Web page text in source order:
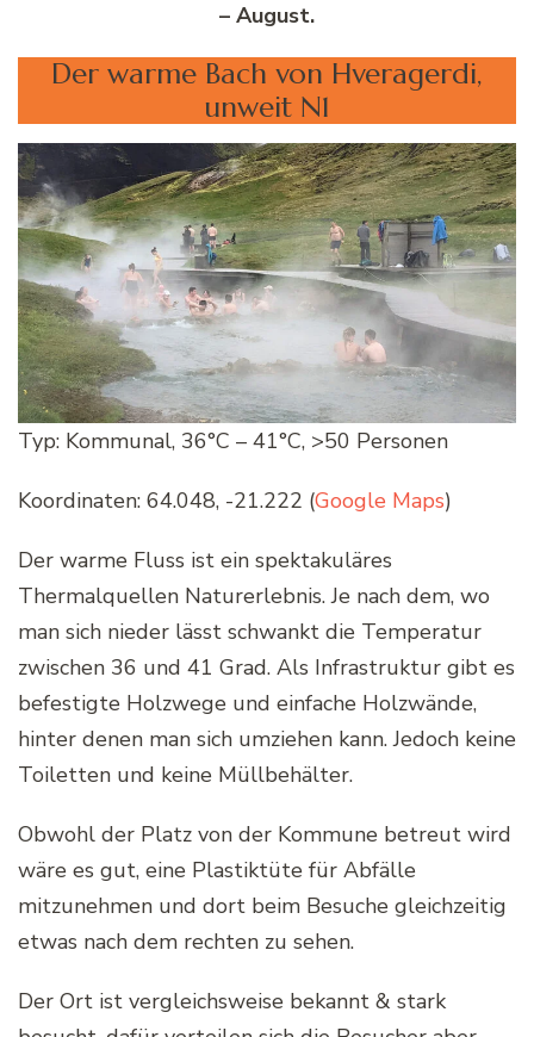
– August.
Der warme Bach von Hveragerdi,
unweit N1
Typ: Kommunal, 36°C – 41°C, >50 Personen
Koordinaten: 64.048, -21.222 (Google Maps)
Der warme Fluss ist ein spektakuläres
Thermalquellen Naturerlebnis. Je nach dem, wo
man sich nieder lässt schwankt die Temperatur
zwischen 36 und 41 Grad. Als Infrastruktur gibt es
befestigte Holzwege und einfache Holzwände,
hinter denen man sich umziehen kann. Jedoch keine
Toiletten und keine Müllbehälter.
Obwohl der Platz von der Kommune betreut wird
wäre es gut, eine Plastiktüte für Abfälle
mitzunehmen und dort beim Besuche gleichzeitig
etwas nach dem rechten zu sehen.
Der Ort ist vergleichsweise bekannt & stark